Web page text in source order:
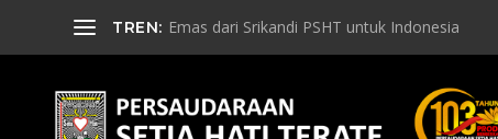
TREN: Emas dari Srikandi PSHT untuk Indonesia